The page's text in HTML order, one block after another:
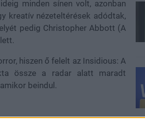
minden sínen volt, azonban
kreatív nézeteltérések adódtak,
pedig Christopher Abbott (A
hiszen ő felelt az Insidious: A
össze a radar alatt maradt
beindul.